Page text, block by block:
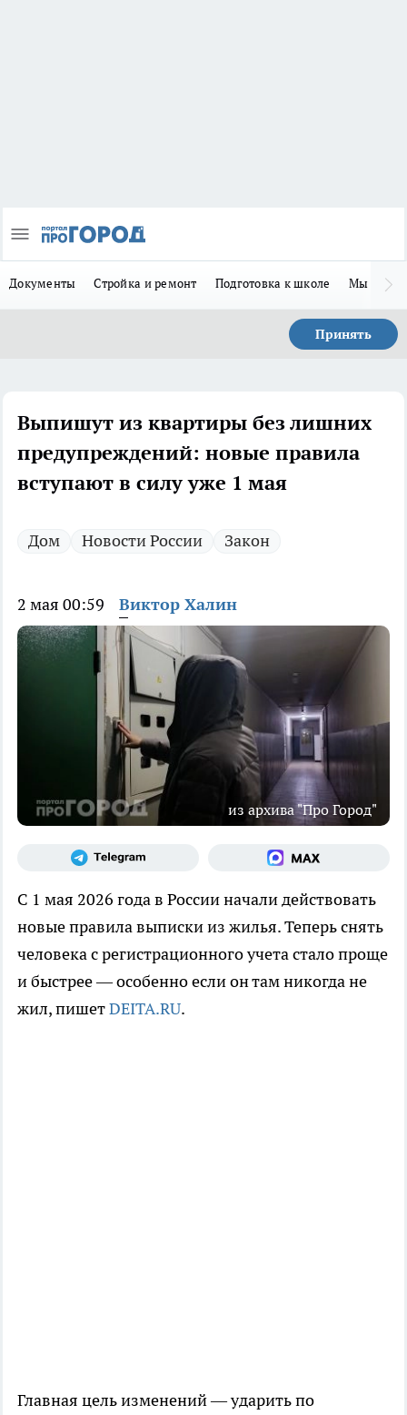
Документы Стройка и ремонт Подготовка к школе Мы в MAX
Принять
Выпишут из квартиры без лишних
предупреждений: новые правила
вступают в силу уже 1 мая
Дом Новости России Закон
2 мая 00:59 Виктор Халин
из архива "Про Город"
С 1 мая 2026 года в России начали действовать
новые правила выписки из жилья. Теперь снять
человека с регистрационного учета стало проще
и быстрее — особенно если он там никогда не
жил, пишетDEITA.RU.
Главная цель изменений — ударить по